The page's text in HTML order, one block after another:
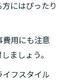
にはぴったり
費用にも注意
ましょう。
イフスタイル